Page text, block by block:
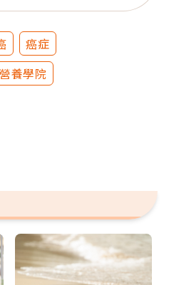
癌症
養學院